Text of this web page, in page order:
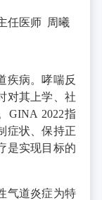
任医师 周曦
疾病。哮喘反
对其上学、社
GINA 2022指
症状、保持正
是实现目标的
气道炎症为特